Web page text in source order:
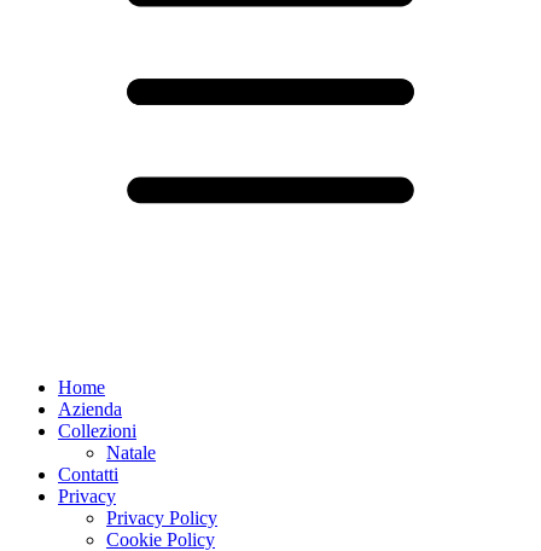
Home
Azienda
Collezioni
Natale
Contatti
Privacy
Privacy Policy
Cookie Policy